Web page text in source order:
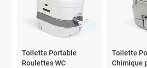
Toilette Portable
Roulettes WC
Toilette
Chimique